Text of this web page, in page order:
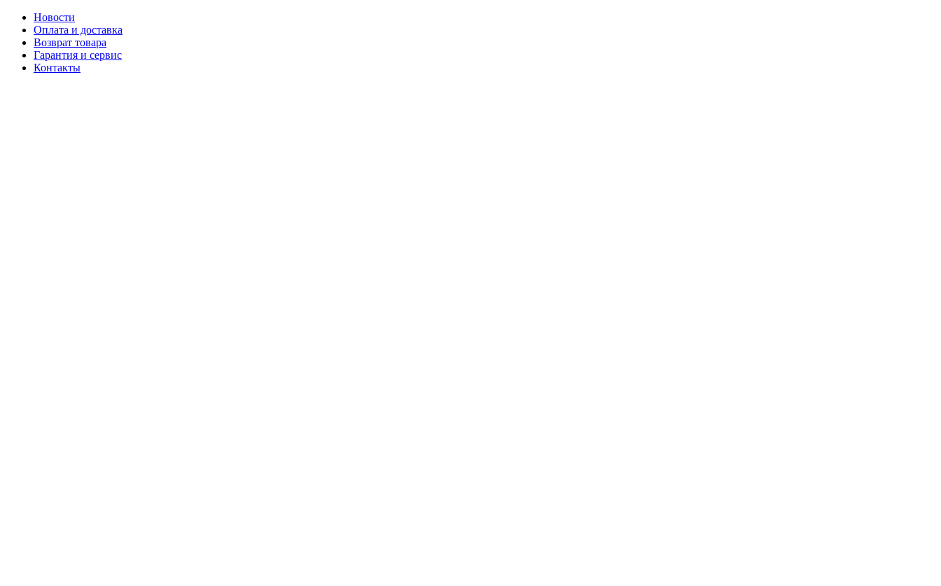
Новости
Оплата и доставка
Возврат товара
Гарантия и сервис
Контакты